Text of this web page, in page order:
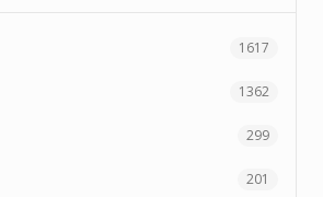
1617
1362
299
201